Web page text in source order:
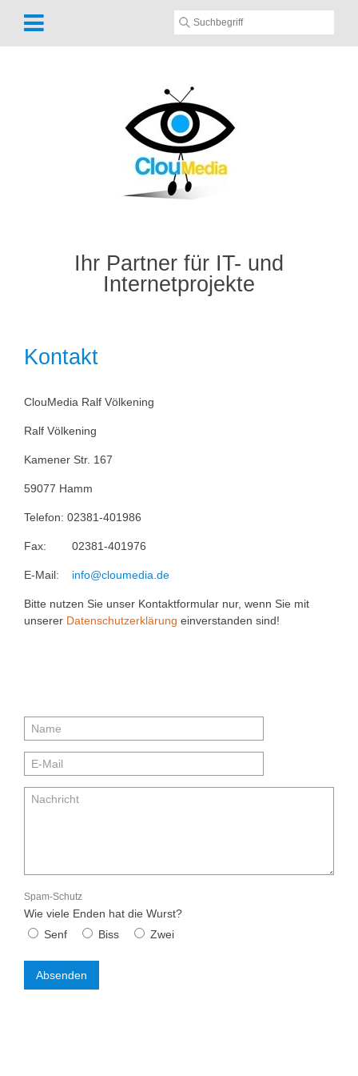
Ihr Partner für IT- und
Internetprojekte
Kontakt
ClouMedia Ralf Völkening
Ralf Völkening
Kamener Str. 167
59077 Hamm
Telefon: 02381-401986
Fax: 02381-401976
E-Mail: info@cloumedia.de
Bitte nutzen Sie unser Kontaktformular nur, wenn Sie mit
unserer Datenschutzerklärung einverstanden sind!
Spam-Schutz
Wie viele Enden hat die Wurst?
Senf
Biss Zwei